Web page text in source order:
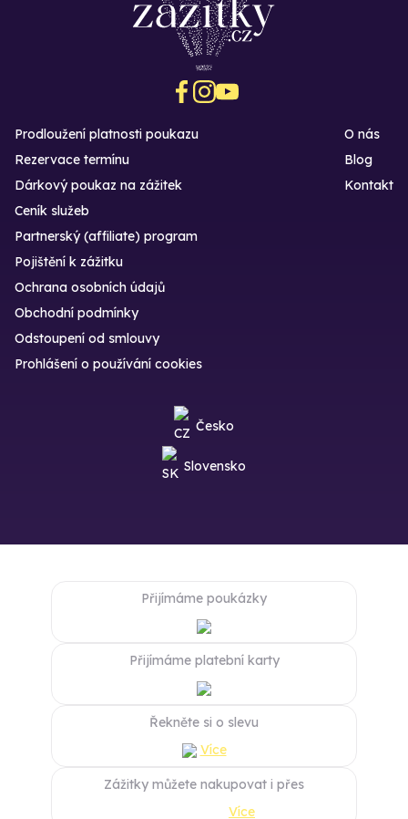
Prodloužení platnosti poukazu
Rezervace termínu
Dárkový poukaz na zážitek
O nás
Blog
Kontakt
Ceník služeb
Partnerský (affiliate) program
Pojištění k zážitku
Ochrana osobních údajů
Obchodní podmínky
Odstoupení od smlouvy
Prohlášení o používání cookies
Česko
Slovensko
Přijímáme poukázky
Přijímáme platební karty
Řekněte si o slevu
Více
Zážitky můžete nakupovat i přes
Více